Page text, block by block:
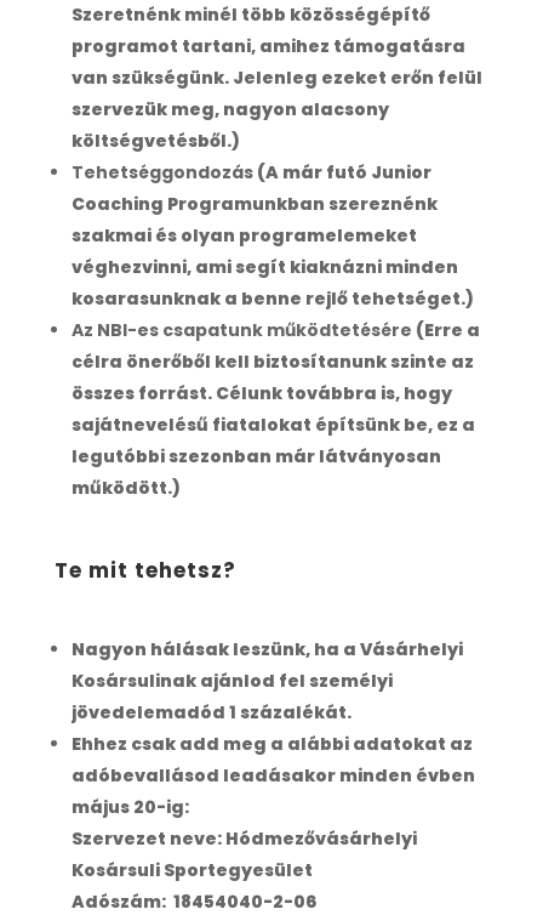
Szeretnénk minél több közösségépítő
programot tartani, amihez támogatásra
van szükségünk. Jelenleg ezeket erőn felül
szervezük meg, nagyon alacsony
költségvetésből.)
Tehetséggondozás (A már futó Junior
Coaching Programunkban szereznénk
szakmai és olyan programelemeket
véghezvinni, ami segít kiaknázni minden
kosarasunknak a benne rejlő tehetséget.)
Az NBI-es csapatunk működtetésére (Erre a
célra önerőből kell biztosítanunk szinte az
összes forrást. Célunk továbbra is, hogy
sajátnevelésű fiatalokat építsünk be, ez a
legutóbbi szezonban már látványosan
működött.)
Te mit tehetsz?
Nagyon hálásak leszünk, ha a Vásárhelyi
Kosársulinak ajánlod fel személyi
jövedelemadód 1 százalékát.
Ehhez csak add meg a alábbi adatokat az
adóbevallásod leadásakor minden évben
május 20-ig:
Szervezet neve: Hódmezővásárhelyi
Kosársuli Sportegyesület
Adószám: 18454040-2-06